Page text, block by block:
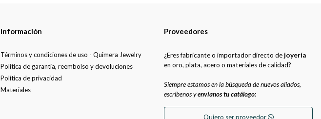
Información
Términos y condiciones de uso - Quimera Jewelry
Política de garantía, reembolso y devoluciones
Política de privacidad
Materiales
Proveedores
¿Eres fabricante o importador directo dejoyería
en oro, plata, acero o materiales de calidad?
Siempre estamos en la búsqueda de nuevos aliados,
escríbenos yenvíanos tu catálogo:
Quiero ser proveedor